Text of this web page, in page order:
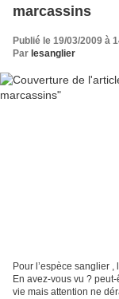
marcassins
Publié le 19/03/2009 à
Par lesanglier
Pour l’espèce sanglier
En avez-vous vu ?
vie mais attention ne